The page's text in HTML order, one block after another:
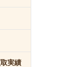
実績